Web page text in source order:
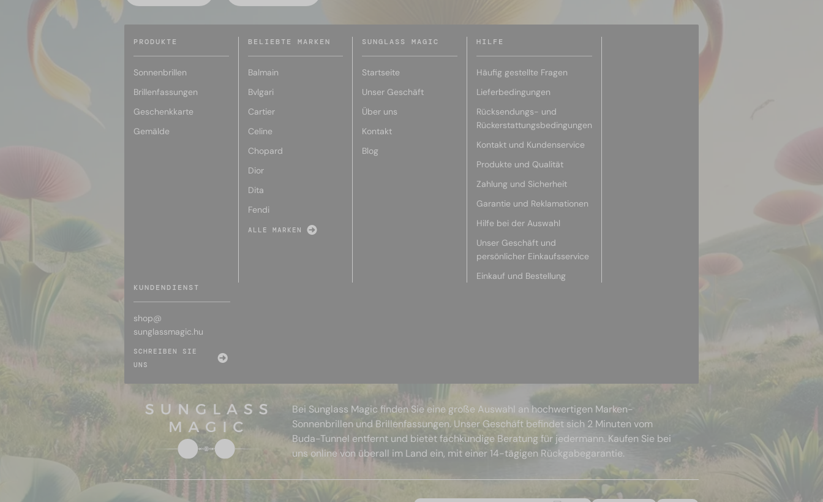
PRODUKTE
Sonnenbrillen
Brillenfassungen
Geschenkkarte
Gemälde
BELIEBTE MARKEN
Balmain
Bvlgari
Cartier
Celine
Chopard
Dior
Dita
Fendi
ALLE MARKEN
SUNGLASS MAGIC
Startseite
Unser Geschäft
Über uns
Kontakt
Blog
HILFE
Häufig gestellte Fragen
Lieferbedingungen
Rücksendungs- und
Rückerstattungsbedingungen
Kontakt und Kundenservice
Produkte und Qualität
Zahlung und Sicherheit
Garantie und Reklamationen
Hilfe bei der Auswahl
Unser Geschäft und
persönlicher Einkaufsservice
Einkauf und Bestellung
KUNDENDIENST
shop@
sunglassmagic.hu
SCHREIBEN SIE
UNS
Bei Sunglass Magic finden Sie eine große Auswahl an hochwertigen Marken-
Sonnenbrillen und Brillenfassungen. Unser Geschäft befindet sich 2 Minuten vom
Buda-Tunnel entfernt und bietet fachkundige Beratung für jedermann. Kaufen Sie bei
uns online von überall im Land ein, mit einer 14-tägigen Rückgabegarantie.